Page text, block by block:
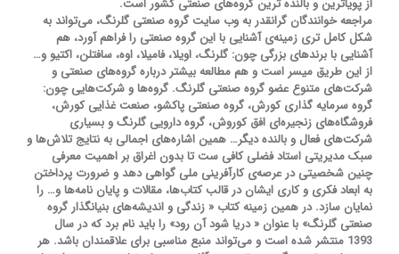
از پویاترین و بالنده ترین گروه‌های صنعتی کشور است.
مراجعه خوانندگان گرانقدر به وب سایت گروه صنعتی گلرنگ، می‌تواند به
شکل کامل تری زمینه‌ی آشنایی با این گروه صنعتی را فراهم آورد، هم
آشنایی با برندهای بزرگی چون: گلرنگ، اویلا، فامیلا، اوه، سافتلن، اکتیو و…
از این طریق میسر است و هم مطالعه بیشتر درباره گروه‌های صنعتی و
شرکت‌های متنوع عضو گروه صنعتی گلرنگ. گروه‌ها و شرکت‌هایی چون:
گروه سرمایه گذاری کورش، گروه صنعتی پاکشو، صنعت غذایی کورش،
فروشگاه‌های زنجیره‌ای افق کوروش، گروه دارویی گلرنگ و بسیاری
شرکت‌های فعال و بالنده دیگر… همین اشاره‌های اجمالی به نتایج تلاش‌ها و
سبک مدیریتی استاد فضلی کافی ست تا بدون اغراق بر اهمیت معرفی
چنین شخصیتی در عرصه‌ی کارآفرینی ملی گواهی دهد و ضرورت پرداختن
به ابعاد فکری و کاری ایشان در قالب کتاب‌ها، مقالات و پایان نامه‌ها و… را
نمایان سازد. در همین زمینه کتاب « زندگی و اندیشه‌های بنیانگذار گروه
صنعتی گلرنگ» با عنوان « دریا شود آن رود» را باید نام برد که در سال
1393 منتشر شده است و می‌تواند منبع مناسبی برای علاقمندان باشد. هر